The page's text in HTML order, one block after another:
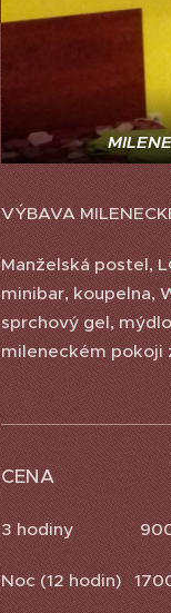
VÝBAVA
Manželská postel,
minibar, koupelna,
sprchový gel,
mileneckém pokoji
CENA
3 hodiny 900,-
Noc (12 hodin)